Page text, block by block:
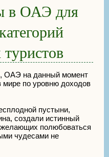
в ОАЭ для
ОАЭ на данный момент
мире по уровню доходов
пустыни,
создали истинный
полюбоваться
чудесами не